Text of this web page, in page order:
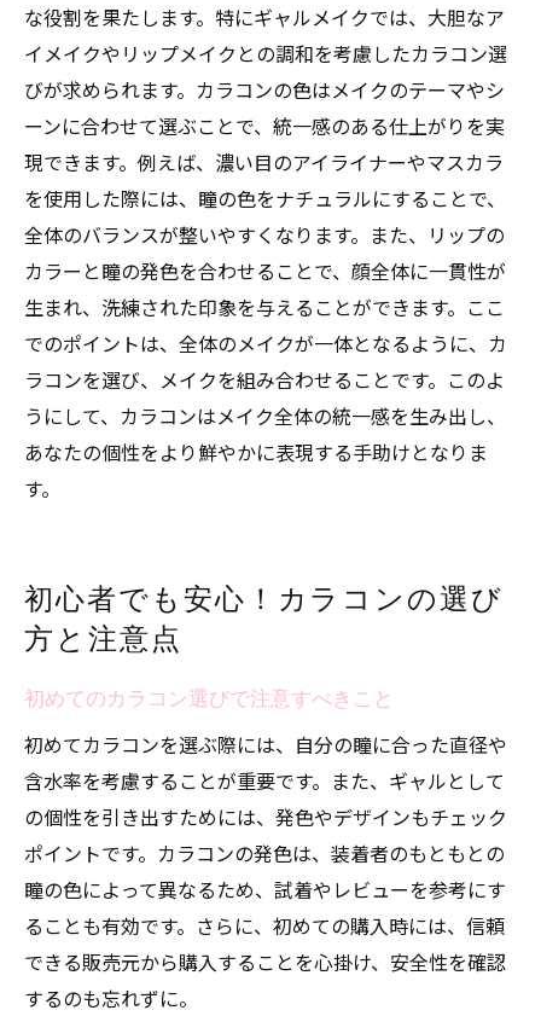
な役割を果たします。特にギャルメイクでは、大胆なア
イメイクやリップメイクとの調和を考慮したカラコン選
びが求められます。カラコンの色はメイクのテーマやシ
ーンに合わせて選ぶことで、統一感のある仕上がりを実
現できます。例えば、濃い目のアイライナーやマスカラ
を使用した際には、瞳の色をナチュラルにすることで、
全体のバランスが整いやすくなります。また、リップの
カラーと瞳の発色を合わせることで、顔全体に一貫性が
生まれ、洗練された印象を与えることができます。ここ
でのポイントは、全体のメイクが一体となるように、カ
ラコンを選び、メイクを組み合わせることです。このよ
うにして、カラコンはメイク全体の統一感を生み出し、
あなたの個性をより鮮やかに表現する手助けとなりま
す。
初心者でも安心！カラコンの選び
方と注意点
初めてのカラコン選びで注意すべきこと
初めてカラコンを選ぶ際には、自分の瞳に合った直径や
含水率を考慮することが重要です。また、ギャルとして
の個性を引き出すためには、発色やデザインもチェック
ポイントです。カラコンの発色は、装着者のもともとの
瞳の色によって異なるため、試着やレビューを参考にす
ることも有効です。さらに、初めての購入時には、信頼
できる販売元から購入することを心掛け、安全性を確認
するのも忘れずに。